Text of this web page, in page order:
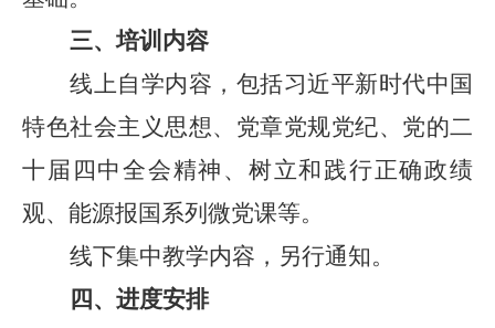
三、培训内容
线上自学内容 ， 包括习近平新时代中国
特色社会主义思想、 党章党规党纪、党的二
十届四中全会精神、树立和践行正确政绩
观、能源报国系列微党课等。
线下集中教学内容 ， 另行通知。
四 、进度安排